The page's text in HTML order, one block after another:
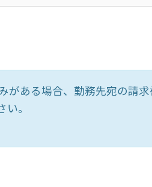
ある場合、勤務先宛の請
。